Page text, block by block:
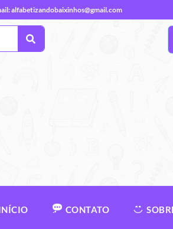
alfabetizandobaixinhos@gmail.com
CONTATO